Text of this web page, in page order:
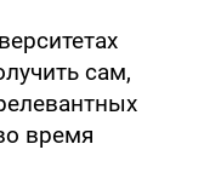
сам,
время